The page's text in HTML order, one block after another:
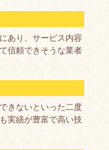
あり、サービス内容
信頼できそうな業者
きないといった二度
実績が豊富で高い技